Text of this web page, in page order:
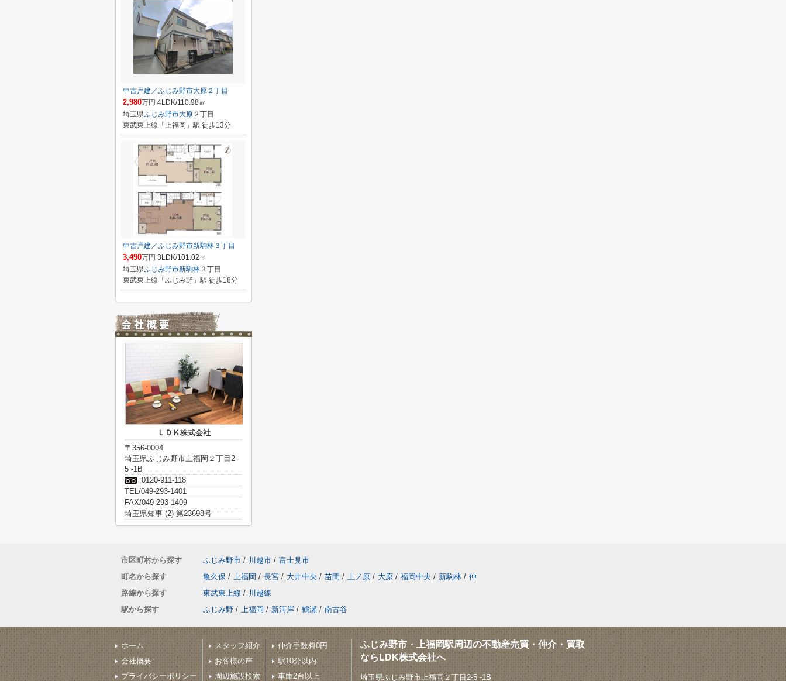
中古戸建／ふじみ野市大原２丁目
2,980万円 4LDK/110.98㎡
埼玉県ふじみ野市大原 ２丁目
東武東上線「上福岡」駅 徒歩13分
中古戸建／ふじみ野市新駒林３丁目
3,490万円 3LDK/101.02㎡
埼玉県ふじみ野市新駒林 ３丁目
東武東上線「ふじみ野」駅 徒歩18分
ＬＤＫ株式会社
〒356-0004
埼玉県ふじみ野市上福岡２丁目2-
5 -1B
0120-911-118
TEL/049-293-1401
FAX/049-293-1409
埼玉県知事 (2) 第23698号
市区町村から探す ふじみ野市 / 川越市 / 富士見市
町名から探す
亀久保 / 上福岡 / 長宮 / 大井中央 / 苗間 / 上ノ原 / 大原 / 福岡中央 / 新駒林 / 仲
路線から探す
東武東上線 / 川越線
駅から探す
ふじみ野 / 上福岡 / 新河岸 / 鶴瀬 / 南古谷
ホーム
会社概要
プライバシーポリシー
スタッフ紹介
お客様の声
周辺施設検索
仲介手数料0円
駅10分以内
車庫2台以上
ふじみ野市・上福岡駅周辺の不動産売買・仲介・買取
ならLDK株式会社へ
埼玉県ふじみ野市上福岡２丁目2-5 -1B